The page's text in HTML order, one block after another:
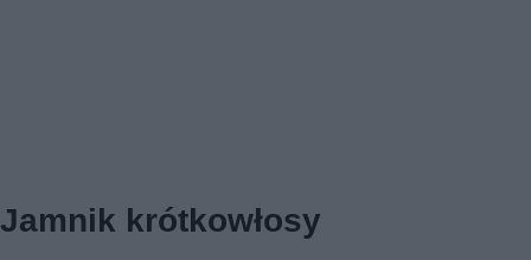
Jamnik krótkowłosy